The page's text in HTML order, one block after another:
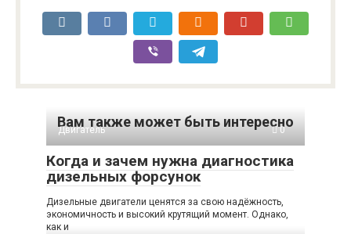
Вам также может быть интересно
Двигатель 0
Когда и зачем нужна диагностика
дизельных форсунок
Дизельные двигатели ценятся за свою надёжность,
экономичность и высокий крутящий момент. Однако,
как и